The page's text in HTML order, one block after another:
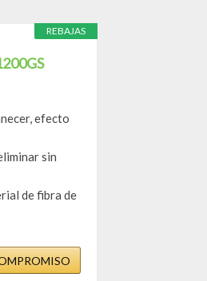
REBAJAS
efecto
sin
de fibra de